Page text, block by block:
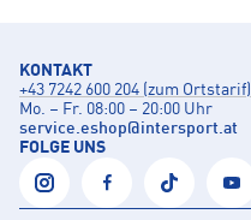
KONTAKT
+43 7242 600 204 (zum Ortstarif)
Mo. – Fr. 08:00 – 20:00 Uhr
service.eshop@intersport.at
FOLGE UNS